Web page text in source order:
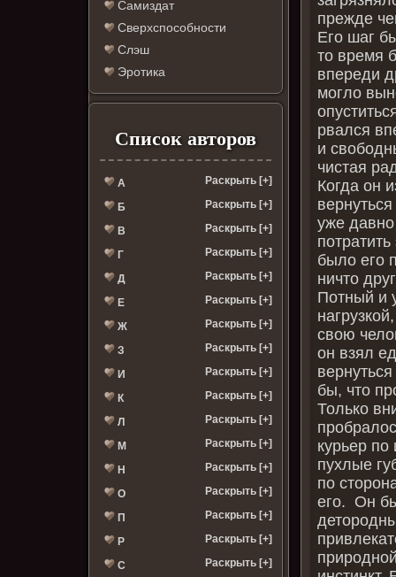
Самиздат
Сверхспособности
Слэш
Эротика
Список авторов
А Раскрыть [+]
Б Раскрыть [+]
В Раскрыть [+]
Г Раскрыть [+]
Д Раскрыть [+]
Е Раскрыть [+]
Ж Раскрыть [+]
З Раскрыть [+]
И Раскрыть [+]
К Раскрыть [+]
Л Раскрыть [+]
М Раскрыть [+]
Н Раскрыть [+]
О Раскрыть [+]
П Раскрыть [+]
Р Раскрыть [+]
С Раскрыть [+]
прежде
Его шаг
то время
впереди
могло
рвался
и
чистая
Когда он
уже
было его
ничто
Потный и
свою
он взял
бы, что
Только
курьер
пухлые
по
его. Он